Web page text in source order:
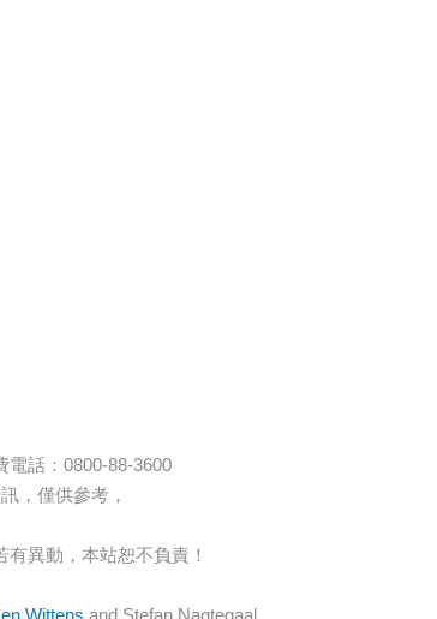
話：0800-88-3600
，僅供參考，
異動，本站恕不負責！
Wittens and Stefan Nagtegaal.